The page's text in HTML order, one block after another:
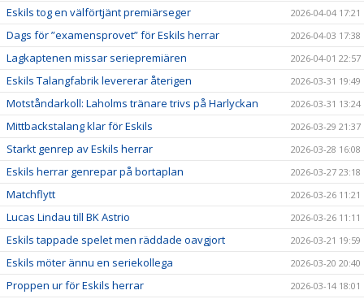
Eskils tog en välförtjänt premiärseger 2026-04-04 17:21
Dags för ”examensprovet” för Eskils herrar 2026-04-03 17:38
Lagkaptenen missar seriepremiären 2026-04-01 22:57
Eskils Talangfabrik levererar återigen 2026-03-31 19:49
Motståndarkoll: Laholms tränare trivs på Harlyckan 2026-03-31 13:24
Mittbackstalang klar för Eskils 2026-03-29 21:37
Starkt genrep av Eskils herrar 2026-03-28 16:08
Eskils herrar genrepar på bortaplan 2026-03-27 23:18
Matchflytt 2026-03-26 11:21
Lucas Lindau till BK Astrio 2026-03-26 11:11
Eskils tappade spelet men räddade oavgjort 2026-03-21 19:59
Eskils möter ännu en seriekollega 2026-03-20 20:40
Proppen ur för Eskils herrar 2026-03-14 18:01